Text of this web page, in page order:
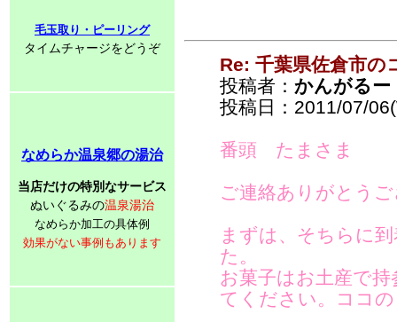
毛玉取り・ピーリング
タイムチャージをどうぞ
なめらか温泉郷の湯治
当店だけの特別なサービス
ぬいぐるみの温泉湯治
なめらか加工の具体例
効果がない事例もあります
Re: 千葉県佐倉市の
投稿者： かんがるー
投稿日：2011/07/
番頭 たまさま
ご連絡ありがとう
まずは、そちらに
た。
お菓子はお土産で
てください。ココ